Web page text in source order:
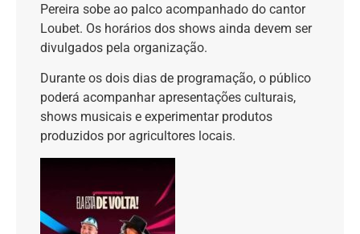
Pereira sobe ao palco acompanhado do cantor
Loubet. Os horários dos shows ainda devem ser
divulgados pela organização.
Durante os dois dias de programação, o público
poderá acompanhar apresentações culturais,
shows musicais e experimentar produtos
produzidos por agricultores locais.